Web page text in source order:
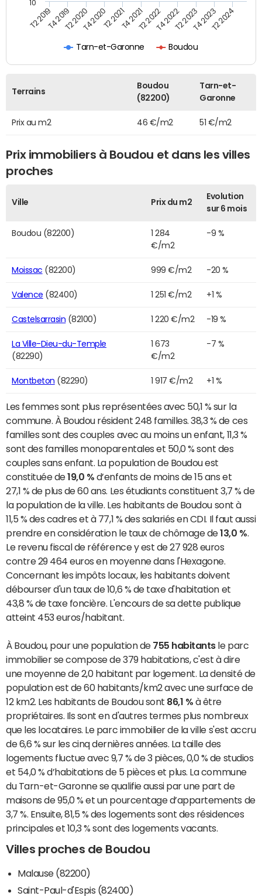
Tarn-et-Garonne Boudou
T2 2019T4 2019T2 2020T4 2020T2 2021T4 2021T2 2022T4 2022T2 2023T4 2023T2 2024
10
Terrains
Boudou
(82200)
Tarn-et-
Garonne
Prix au m2 46 €/m2 51 €/m2
Prix immobiliers à Boudou et dans les villes
proches
Ville Prix du m2
Evolution
sur 6 mois
Boudou (82200)
1 284
€/m2
-9 %
Moissac (82200) 999 €/m2 -20 %
Valence (82400) 1 251 €/m2 +1 %
Castelsarrasin (82100) 1 220 €/m2 -19 %
La Ville-Dieu-du-Temple
(82290)
1 673
€/m2
-7 %
Montbeton (82290) 1 917 €/m2 +1 %
Les femmes sont plus représentées avec 50,1 % sur la
commune. À Boudou résident 248 familles. 38,3 % de ces
familles sont des couples avec au moins un enfant, 11,3 %
sont des familles monoparentales et 50,0 % sont des
couples sans enfant. La population de Boudou est
constituée de19,0 % d’enfants de moins de 15 ans et
27,1 % de plus de 60 ans. Les étudiants constituent 3,7 % de
la population de la ville. Les habitants de Boudou sont à
11,5 % des cadres et à 77,1 % des salariés en CDI. Il faut aussi
prendre en considération le taux de chômage de13,0 %
Le revenu fiscal de référence y est de 27 928 euros
contre 29 464 euros en moyenne dans l'Hexagone.
Concernant les impôts locaux, les habitants doivent
débourser d'un taux de 10,6 % de taxe d'habitation et
43,8 % de taxe foncière. L'encours de sa dette publique
atteint 453 euros/habitant.
À Boudou, pour une population de 755 habitantsle parc
immobilier se compose de 379 habitations, c'est à dire
une moyenne de 2,0 habitant par logement. La densité de
population est de 60 habitants/km2 avec une surface de
12 km2. Les habitants de Boudou sont 86,1 % à être
propriétaires. Ils sont en d'autres termes plus nombreux
que les locataires. Le parc immobilier de la ville s'est accru
de 6,6 % sur les cinq dernières années. La taille des
logements fluctue avec 9,7 % de 3 pièces, 0,0 % de studios
et 54,0 % d’habitations de 5 pièces et plus. La commune
du Tarn-et-Garonne se qualifie aussi par une part de
maisons de 95,0 % et un pourcentage d’appartements de
3,7 %. Ensuite, 81,5 % des logements sont des résidences
principales et 10,3 % sont des logements vacants.
Villes proches de Boudou
Malause (82200)
Saint-Paul-d'Espis (82400)